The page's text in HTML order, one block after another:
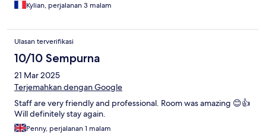
Kylian, perjalanan 3 malam
Ulasan terverifikasi
10/10 Sempurna
21 Mar 2025
Terjemahkan dengan Google
Staff are very friendly and professional. Room was amazing 😊👍
Will definitely stay again.
Penny, perjalanan 1 malam